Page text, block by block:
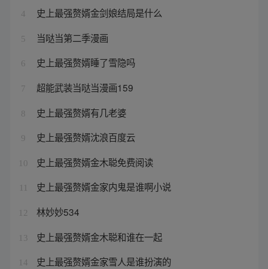
4 史上最强赘婿金剑娘结局是什么
5 当哒当第二季漫画
6 史上最强赘婿睡了雪隐吗
7 超能武装当哒当漫画159
8 史上最强赘婿有几老婆
9 史上最强赘婿沈浪百度云
10 史上最强赘婿金木聪免费阅读
史上最强赘婿金家内鬼是谁啊小说
12 林妙妙534
13 史上最强赘婿金木聪和谁在一起
14 史上最强赘婿金家雪人是谁扮演的